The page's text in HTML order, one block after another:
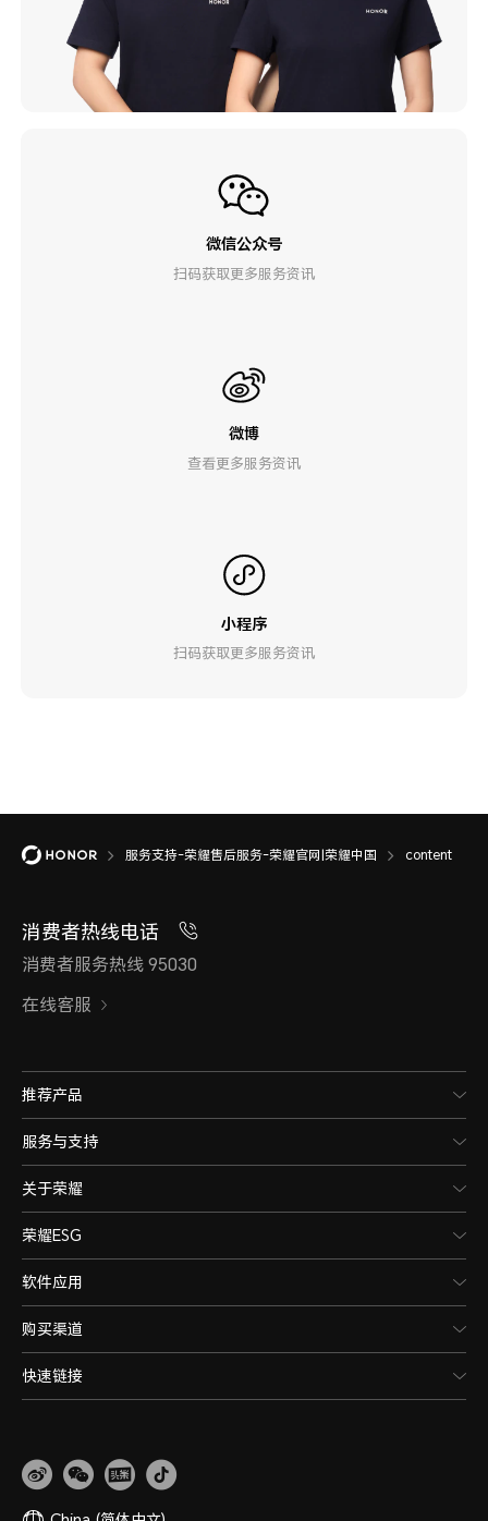
微信公众号
扫码获取更多服务资讯
微博
查看更多服务资讯
小程序
扫码获取更多服务资讯
服务支持-荣耀售后服务-荣耀官网|荣耀中国 content
消费者热线电话
消费者服务热线 95030
在线客服
推荐产品
服务与支持
关于荣耀
荣耀ESG
软件应用
购买渠道
快速链接